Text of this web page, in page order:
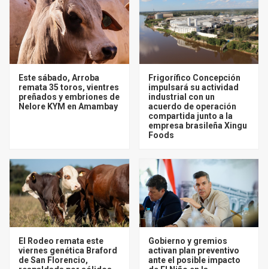
Este sábado, Arroba
remata 35 toros, vientres
preñados y embriones de
Nelore KYM en Amambay
Frigorífico Concepción
impulsará su actividad
industrial con un
acuerdo de operación
compartida junto a la
empresa brasileña Xingu
Foods
El Rodeo remata este
viernes genética Braford
de San Florencio,
Gobierno y gremios
activan plan preventivo
ante el posible impacto